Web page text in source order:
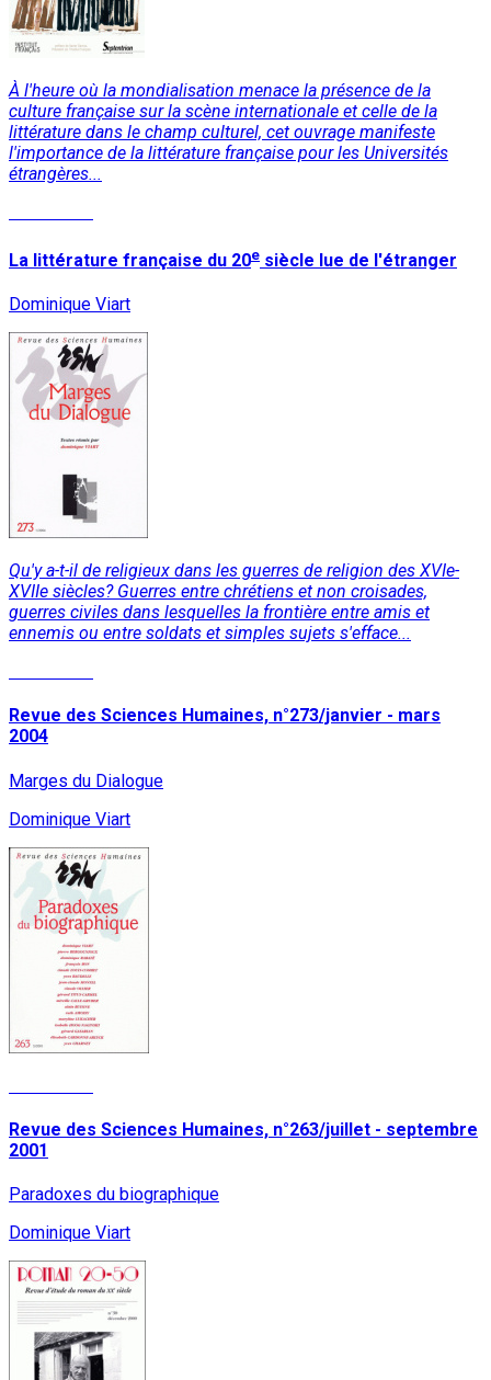
À l'heure où la mondialisation menace la présence de la
culture française sur la scène internationale et celle de la
littérature dans le champ culturel, cet ouvrage manifeste
l'importance de la littérature française pour les Universités
étrangères...
La littérature française du 20e siècle lue de l'étranger
Dominique Viart
Qu'y a-t-il de religieux dans les guerres de religion des XVIe-
XVIIe siècles? Guerres entre chrétiens et non croisades,
guerres civiles dans lesquelles la frontière entre amis et
ennemis ou entre soldats et simples sujets s'efface...
Revue des Sciences Humaines, n°273/janvier - mars
2004
Marges du Dialogue
Dominique Viart
Revue des Sciences Humaines, n°263/juillet - septembre
2001
Paradoxes du biographique
Dominique Viart